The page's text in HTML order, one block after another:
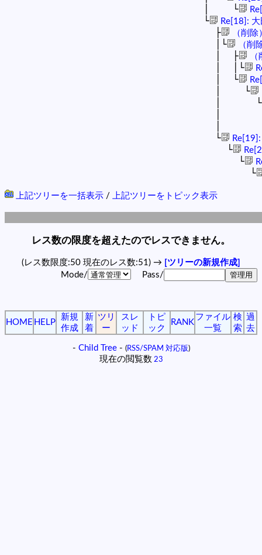
│ └
└ Re[18]:
├ （削除
│└ （削
│ ├ （
│ │└
│ └
│ └
│ └
└
└
└
└
上記ツリーを一括表示 / 上記ツリーをトピック表示
レス数の限度を超えたのでレスできません。
(レス数限度:50 現在のレス数:51) → [ツリーの新規作成]
Mode/
Pass/
HOME HELP
新規
作成
新
着
ツリ
ー
スレ
ッド
トピ
ック
RANK
ファイル
一覧
検
索
過
去
- Child Tree- (RSS/SPAM 対応版)
現在の閲覧数 23